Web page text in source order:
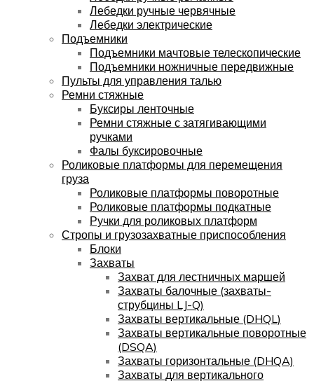
Лебедки ручные червячные
Лебедки электрические
Подъемники
Подъемники мачтовые телескопические
Подъемники ножничные передвижные
Пульты для управления талью
Ремни стяжные
Буксиры ленточные
Ремни стяжные с затягивающими
ручками
Фалы буксировочные
Роликовые платформы для перемещения
груза
Роликовые платформы поворотные
Роликовые платформы подкатные
Ручки для роликовых платформ
Стропы и грузозахватные приспособления
Блоки
Захваты
Захват для лестничных маршей
Захваты балочные (захваты-
струбцины LJ-Q)
Захваты вертикальные (DHQL)
Захваты вертикальные поворотные
(DSQA)
Захваты горизонтальные (DHQA)
Захваты для вертикального